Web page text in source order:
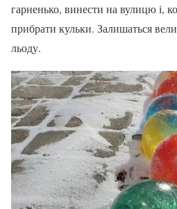
гарненько, винести на вулицю і,
прибрати кульки. Залишаться
льоду.